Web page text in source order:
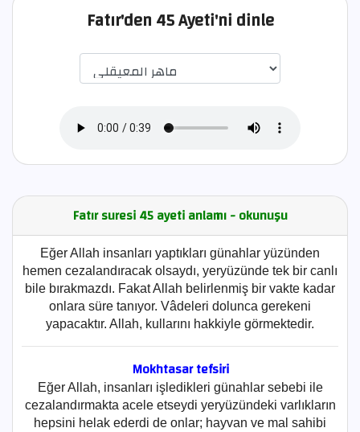
Fatır'den 45 Ayeti'ni dinle
Fatır suresi 45 ayeti anlamı - okunuşu
Eğer Allah insanları yaptıkları günahlar yüzünden
hemen cezalandıracak olsaydı, yeryüzünde tek bir canlı
bile bırakmazdı. Fakat Allah belirlenmiş bir vakte kadar
onlara süre tanıyor. Vâdeleri dolunca gerekeni
yapacaktır. Allah, kullarını hakkiyle görmektedir.
Mokhtasar tefsiri
Eğer Allah, insanları işledikleri günahlar sebebi ile
cezalandırmakta acele etseydi yeryüzündeki varlıkların
hepsini helak ederdi de onlar; hayvan ve mal sahibi